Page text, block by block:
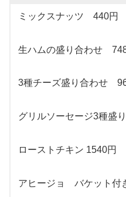
ミックスナッツ 440円
生ハムの盛り合わせ
3種チーズ盛り合わせ
グリルソーセージ3種盛
ローストチキン 1540円
アヒージョ バケット付